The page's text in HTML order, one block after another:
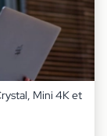
Mini 4K et